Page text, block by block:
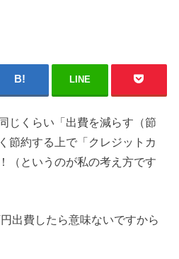
LINE
じくらい「出費を減らす（節
節約する上で「クレジットカ
（というのが私の考え方です
出費したら意味ないですから